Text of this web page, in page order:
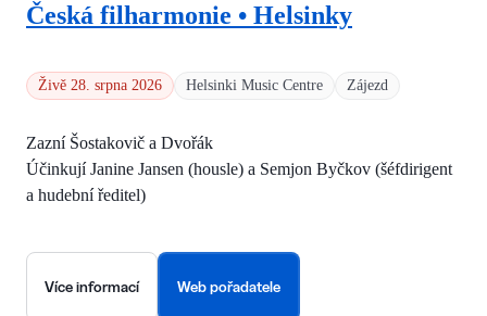
Živě 28. srpna 2026 Helsinki Music Centre Zájezd
Česká filharmonie • Helsinky
Zazní Šostakovič a Dvořák
Účinkují Janine Jansen (housle) a Semjon Byčkov (šéfdirigent
a hudební ředitel)
Více informací Web pořadatele